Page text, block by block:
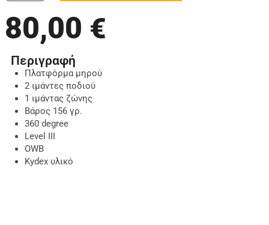
80,00 €
Περιγραφή
Πλατφόρμα μηρού
2 ιμάντες ποδιού
1 ιμάντας ζώνης
Βάρος 156 γρ.
360 degree
Level III
OWB
Kydex υλικό